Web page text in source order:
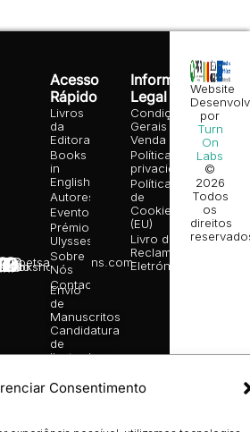
Consentimento
Bookshop
Acesso
Rápido
Livros
da
Editora
Books
in
English
Autores
Eventos
Prémio
Ulysses
Sobre
Nós
Contactos
Envio
de
Manuscritos
Candidatura
de
Ilustradores
de
Livrarias
Informação
Legal
Condições
Gerais de
Venda
Política de
privacidade
Política
de
Cookies
(EU)
Livro de
Reclamações
Eletrónico
Website
por
Turn
On
Labs
©
2026
Todos
os
direitos